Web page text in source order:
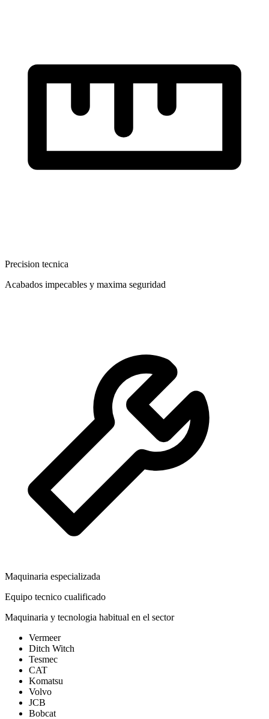
Precision tecnica
Acabados impecables y maxima seguridad
Maquinaria especializada
Equipo tecnico cualificado
Maquinaria y tecnologia habitual en el sector
Vermeer
Ditch Witch
Tesmec
CAT
Komatsu
Volvo
JCB
Bobcat